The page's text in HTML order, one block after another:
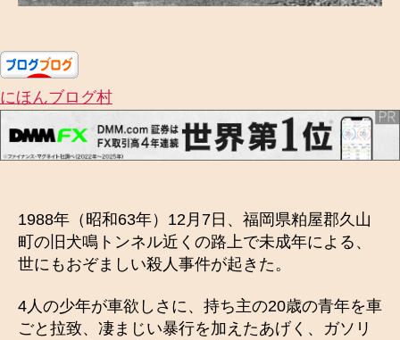
にほんブログ村
1988年（昭和63年）12月7日、福岡県粕屋郡久山
町の旧犬鳴トンネル近くの路上で未成年による、
世にもおぞましい殺人事件が起きた。
4人の少年が車欲しさに、持ち主の20歳の青年を車
ごと拉致、凄まじい暴行を加えたあげく、ガソリ